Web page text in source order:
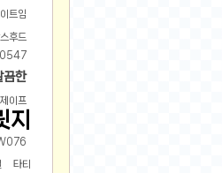
트임
후드
끔한
제이프
지
타티